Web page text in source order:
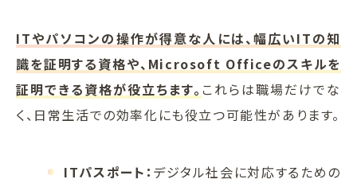
ITやパソコンの操作が得意な人には、幅広いITの知
識を証明する資格や、Microsoft Officeのスキルを
証明できる資格が役立ちます。 これらは職場だけでな
く、日常生活での効率化にも役立つ可能性があります。
ITパスポート： デジタル社会に対応するための